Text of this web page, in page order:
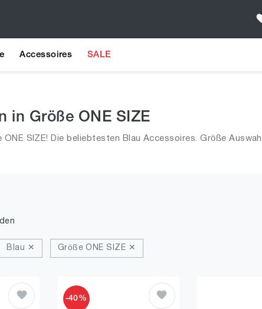
Accessoires SALE
in Größe ONE SIZE
SIZE! Die beliebtesten Blau Accessoires. Größe
Blau ✕ Größe ONE SIZE ✕
-40%